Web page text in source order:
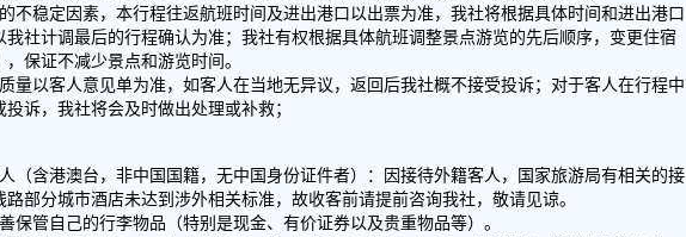
不稳定因素，本行程往返航班时间及进出港口以出票为准，我社将根据具体时间和进出港口
我社计调最后的行程确认为准；我社有权根据具体航班调整景点游览的先后顺序，变更住宿
保证不减少景点和游览时间。
量以客人意见单为准，如客人在当地无异议，返回后我社概不接受投诉；对于客人在行程中
投诉，我社将会及时做出处理或补救；
（含港澳台，非中国国籍，无中国身份证件者）：因接待外籍客人，国家旅游局有相关的接
路部分城市酒店未达到涉外相关标准，故收客前请提前咨询我社，敬请见谅。
保管自己的行李物品（特别是现金、有价证券以及贵重物品等）。